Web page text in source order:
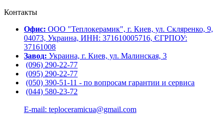
Контакты
Офис: ООО "Теплокерамик", г. Киев, ул. Скляренко, 9,
04073, Украина, ИНН: 371610005716, ЄГРПОУ:
37161008
Завод: Украина, г. Киев, ул. Малинская, 3
(096) 290-22-77
(095) 290-22-77
(050) 390-51-11 - по вопросам гарантии и cервиса
(044) 580-23-72
E-mail: teploceramicua@gmail.com